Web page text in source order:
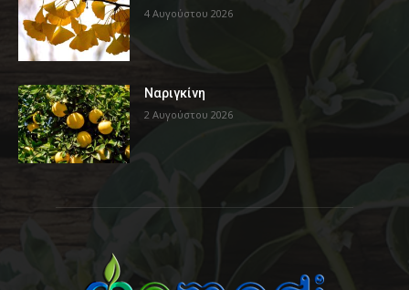
4 Αυγούστου 2026
Ναριγκίνη
2 Αυγούστου 2026